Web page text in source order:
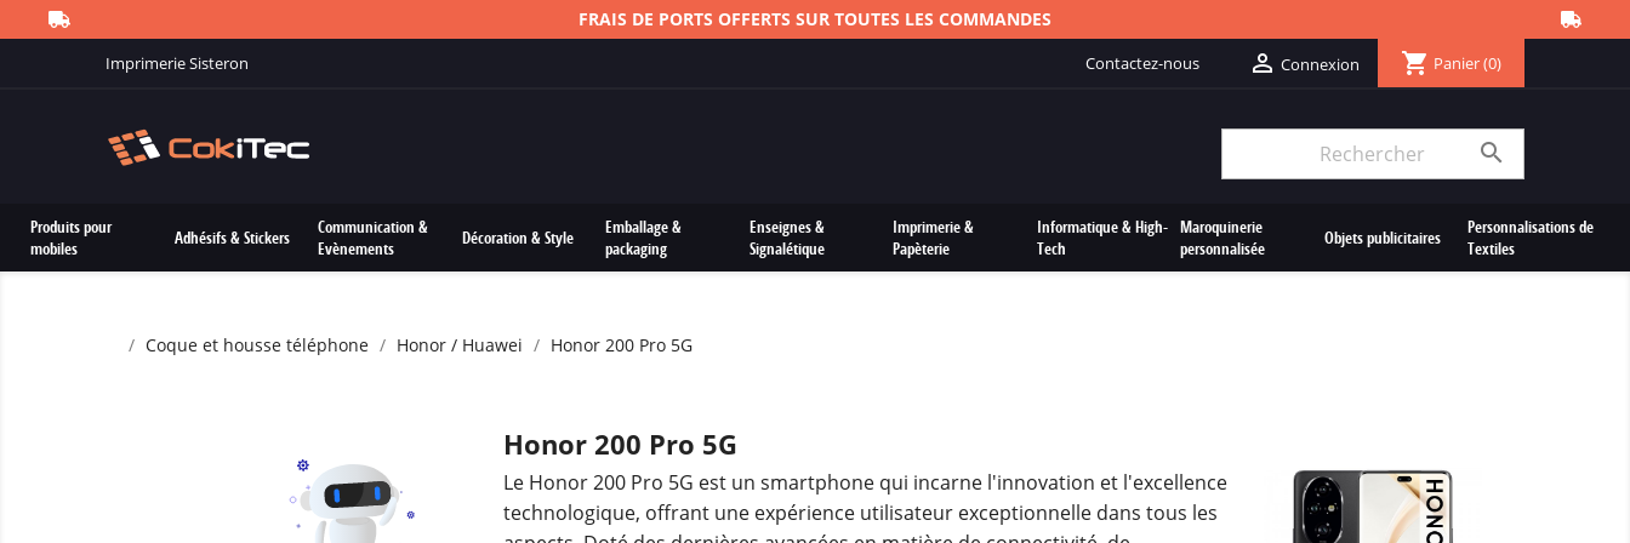
FRAIS DE PORTS OFFERTS SUR TOUTES LES COMMANDES
Imprimerie Sisteron Contactez-nous  Connexion shopping_cart Panier(0)

Produits pour
mobiles
Adhésifs & Stickers
Communication &
Evènements
Décoration & Style
Emballage &
packaging
Enseignes &
Signalétique
Imprimerie &
Papèterie
Informatique & High-
Tech
Maroquinerie
personnalisée
Objets publicitaires
Personnalisations de
Textiles
Coque et housse téléphone Honor / Huawei Honor 200 Pro 5G
Honor 200 Pro 5G
Le Honor 200 Pro 5G est un smartphone qui incarne l'innovation et l'excellence
technologique, offrant une expérience utilisateur exceptionnelle dans tous les